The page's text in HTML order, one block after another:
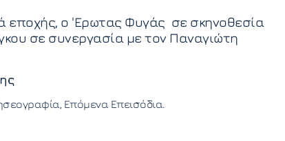
εποχής, ο 'Ερωτας Φυγάς σε σκηνοθεσία
σε συνεργασία με τον Παναγιώτη
Επόμενα Επεισόδια